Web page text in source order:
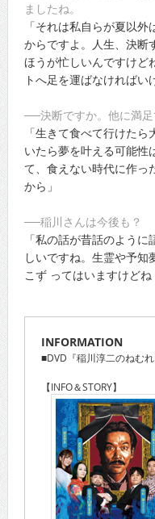
ましたね。
「それは私自らが夏以
からですよ。人生、決断
ほうが忙しいんですけど
トへ足を運ばなければい
──決断ですか。他に満足
「生きて食べて行けた
いたら夢を叶える可能性
て、食えない時代に作っ
から」
──稲川さんは今後も？
「私の話が昔話のよう
しいですね。生霊や予知
こず ってはいますけどね
INFORMATION
■DVD『稲川淳二のねむ
【INFO＆STORY】